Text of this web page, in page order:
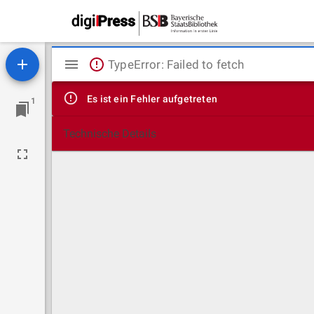
1
Mirador
Viewer
TypeError: Failed to fetch
Es ist ein Fehler aufgetreten
Technische Details